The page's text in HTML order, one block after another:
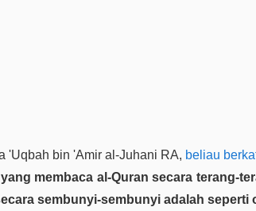
'Uqbah bin 'Amir al-Juhani RA, beliau
membaca al-Quran secara terang-
sembunyi-sembunyi adalah